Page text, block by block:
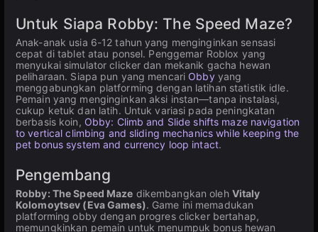
Untuk Siapa Robby: The Speed Maze?
Anak-anak usia 6-12 tahun yang menginginkan sensasi
cepat di tablet atau ponsel. Penggemar Roblox yang
menyukai simulator clicker dan mekanik gacha hewan
peliharaan. Siapa pun yang mencari Obbyyang
menggabungkan platforming dengan latihan statistik idle.
Pemain yang menginginkan aksi instan—tanpa instalasi,
cukup ketuk dan latih. Untuk variasi pada peningkatan
berbasis koin, Obby: Climb and Slide shifts maze navigation
to vertical climbing and sliding mechanics while keeping the
pet bonus system and currency loop intact.
Pengembang
Robby: The Speed Maze dikembangkan oleh Vitaly
Kolomoytsev (Eva Games). Game ini memadukan
platforming obby dengan progres clicker bertahap,
memungkinkan pemain untuk menumpuk bonus hewan